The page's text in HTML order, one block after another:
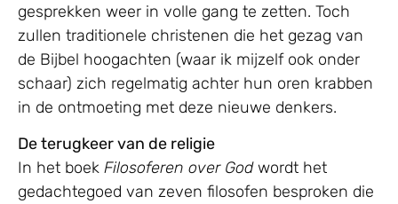
gesprekken weer in volle gang te zetten. Toch
zullen traditionele christenen die het gezag van
de Bijbel hoogachten (waar ik mijzelf ook onder
schaar) zich regelmatig achter hun oren krabben
in de ontmoeting met deze nieuwe denkers.
De terugkeer van de religie
In het boek Filosoferen over Godwordt het
gedachtegoed van zeven filosofen besproken die